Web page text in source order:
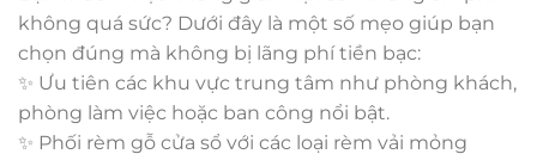
không quá sức? Dưới đây là một số mẹo giúp bạn
chọn đúng mà không bị lãng phí tiền bạc:
✨ Ưu tiên các khu vực trung tâm như phòng khách,
phòng làm việc hoặc ban công nổi bật.
✨ Phối rèm gỗ cửa sổ với các loại rèm vải mỏng